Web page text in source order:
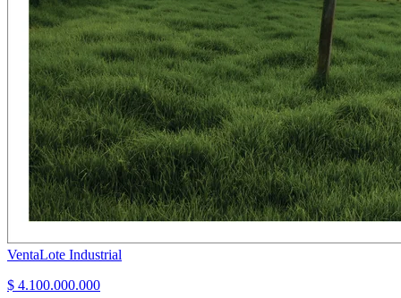
VentaLote Industrial
$ 4.100.000.000